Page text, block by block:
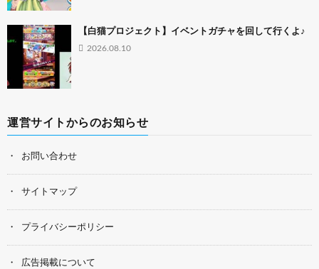
【白猫プロジェクト】イベントガチャを回して行くよ♪
2026.08.10
運営サイトからのお知らせ
お問い合わせ
サイトマップ
プライバシーポリシー
広告掲載について